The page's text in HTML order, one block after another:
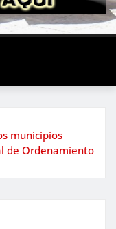
municipios
de Ordenamiento